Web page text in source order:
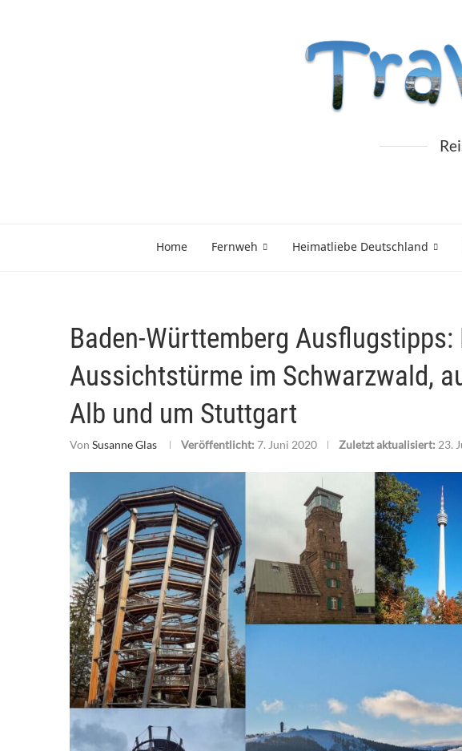
Home Fernweh Heimatliebe Deutschland
Baden-Württemberg Ausflugstipps:
Aussichtstürme im Schwarzwald,
Alb und um Stuttgart
Von Susanne Glas Veröffentlicht: 7. Juni 2020 Zuletzt aktualisiert: 23.